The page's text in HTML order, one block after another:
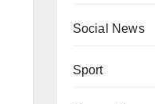
Social News
Sport